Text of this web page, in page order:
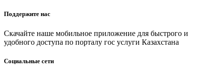
Поддержите нас
Скачайте наше мобильное приложение для быстрого и
удобного доступа по порталу гос услуги Казахстана
Социальные сети